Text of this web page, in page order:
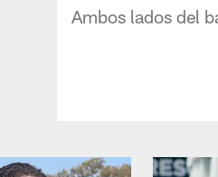
Ambos lados del